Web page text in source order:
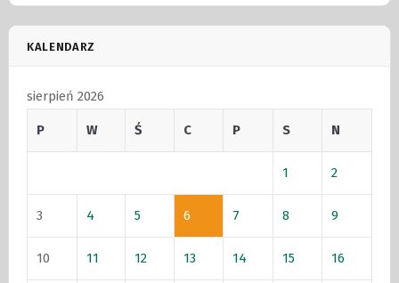
KALENDARZ
sierpień 2026
P W Ś C P S N
1 2
3 4 5 6 7 8 9
10 11 12 13 14 15 16